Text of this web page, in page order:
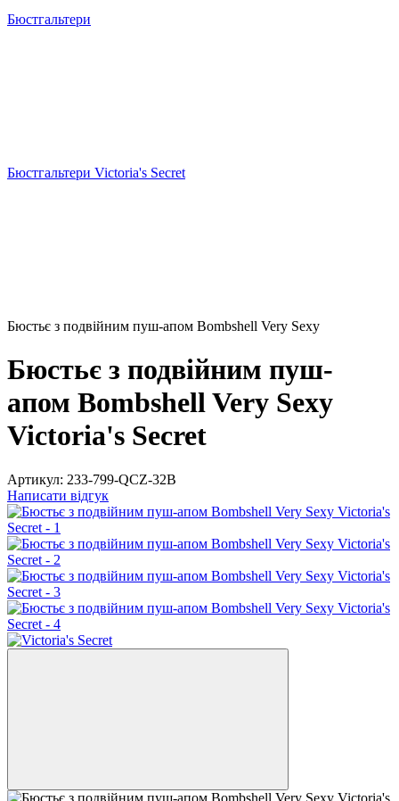
Бюстгальтери
Бюстгальтери Victoria's Secret
Бюстьє з подвійним пуш-апом Bombshell Very Sexy
Бюстьє з подвійним пуш-
апом Bombshell Very Sexy
Victoria's Secret
Артикул: 233-799-QCZ-32B
Написати відгук